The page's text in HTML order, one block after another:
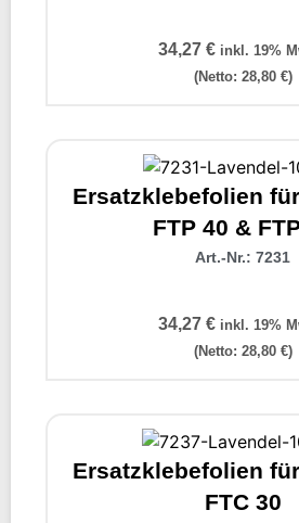
34,27 € inkl. 19%
(Netto: 28,80 €)
Ersatzklebefolien
FTP 40 &
Art.-Nr.: 7231
34,27 € inkl. 19%
(Netto: 28,80 €)
Ersatzklebefolien
FTC 30